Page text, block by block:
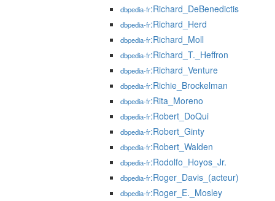
dbpedia-fr:Richard_DeBenedictis
dbpedia-fr:Richard_Herd
dbpedia-fr:Richard_Moll
dbpedia-fr:Richard_T._Heffron
dbpedia-fr:Richard_Venture
dbpedia-fr:Richie_Brockelman
dbpedia-fr:Rita_Moreno
dbpedia-fr:Robert_DoQui
dbpedia-fr:Robert_Ginty
dbpedia-fr:Robert_Walden
dbpedia-fr:Rodolfo_Hoyos_Jr.
dbpedia-fr:Roger_Davis_(acteur)
dbpedia-fr:Roger_E._Mosley